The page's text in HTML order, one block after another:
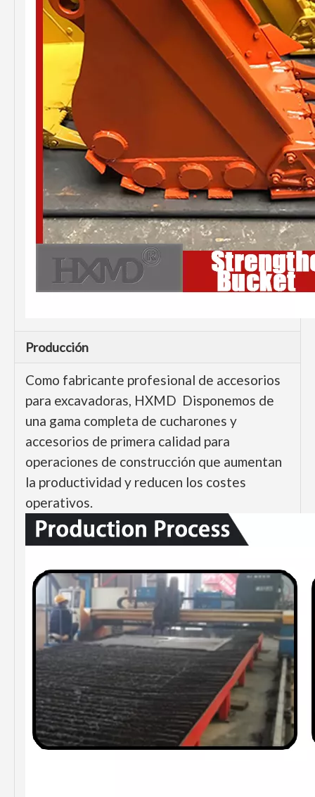
Producción
Como fabricante profesional de accesorios
para excavadoras, HXMD Disponemos de
una gama completa de cucharones y
accesorios de primera calidad para
operaciones de construcción que aumentan
la productividad y reducen los costes
operativos.